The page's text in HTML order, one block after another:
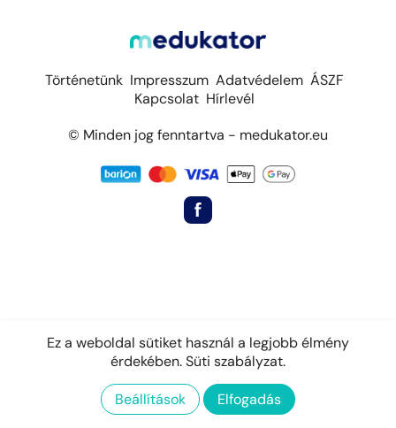
Történetünk Impresszum Adatvédelem ÁSZF
Kapcsolat Hírlevél
© Minden jog fenntartva - medukator.eu
Ez a weboldal sütiket használ a legjobb élmény
érdekében.Süti szabályzat.
Beállítások Elfogadás